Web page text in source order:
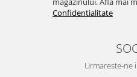
Unelte altoit
Confidentialitate
Urmareste-ne